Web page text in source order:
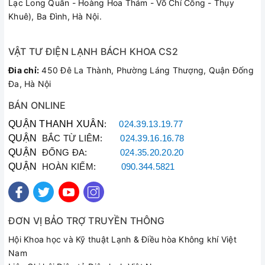
cho sức gió mạnh lan tỏa khắp không gian căn phòng. Mức
độ điều chỉnh chiều cao quạt lớn từ 126cm-147cm cho bạn,
điện năng cho gia đình.
Lạc Long Quân - Hoàng Hoa Thám - Võ Chí Công - Thụy
Khuê), Ba Đình, Hà Nội.
VẬT TƯ ĐIỆN LẠNH BÁCH KHOA CS2
Đia chỉ: 450 Đê La Thành, Phường Láng Thượng, Quận Đống
Đa, Hà Nội
BÁN ONLINE
QUẬN THANH XUÂN :024.39.13.19.77
QUẬN BẮC TỪ LIÊM:024.39.16.16.78
QUẬN ĐỐNG ĐA: 024.35.20.20.20
QUẬN HOÀN KIẾM: 090.344.5821
ĐƠN VỊ BẢO TRỢ TRUYỀN THÔNG
Hội Khoa học và Kỹ thuật Lạnh & Điều hòa Không khí Việt
Nam